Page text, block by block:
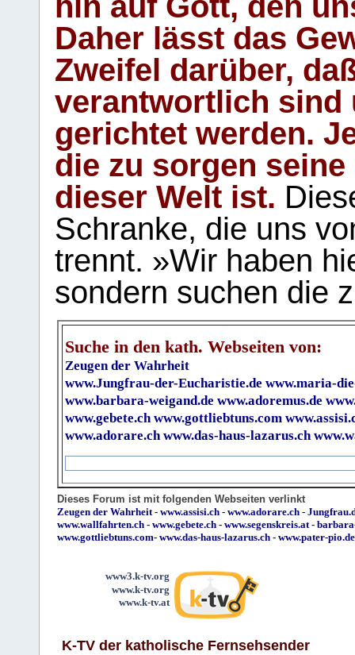
Daher lässt das
Zweifel darüber,
verantwortlich sind
gerichtet werden.
die zu sorgen
dieser Welt ist.
Schranke, die uns
trennt. »Wir haben
sondern suchen die
Suche in den kath. Webseiten von:
Zeugen der Wahrheit
www.Jungfrau-der-Eucharistie.de www.maria-
www.barbara-weigand.de www.adoremus.de
www.gebete.ch www.gottliebtuns.com
www.adorare.ch www.das-haus-lazarus.ch
Dieses Forum ist mit folgenden Webseiten verlinkt
Zeugen der Wahrheit- www.assisi.ch - www.adorare.ch -
www.wallfahrten.ch - www.gebete.ch - www.segenskreis.at-
www.gottliebtuns.com- www.das-haus-lazarus.ch - www.pater-pio.de
www3.k-tv.org
www.k-tv.org
www.k-tv.at
K-TV der katholische Fernsehsender